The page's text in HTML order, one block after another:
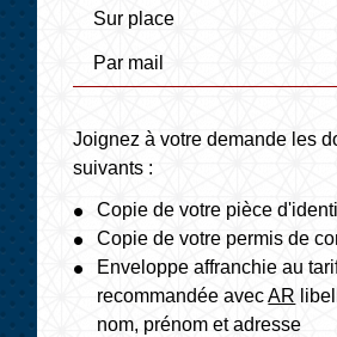
Sur place
Par mail
Joignez à votre demande les
suivants :
Copie de votre pièce
Copie de votre permis de
Enveloppe affranchie au
recommandée avecAR
nom, prénom et adresse